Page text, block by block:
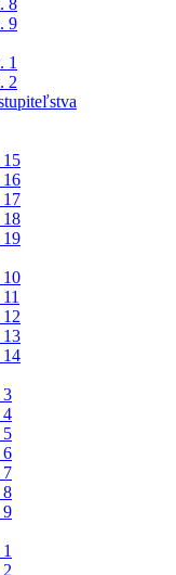
8
9
1
2
15
16
17
18
19
10
13
14
3
4
5
6
7
8
9